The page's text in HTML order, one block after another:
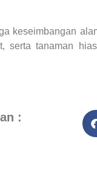
keseimbangan
serta tanaman
: